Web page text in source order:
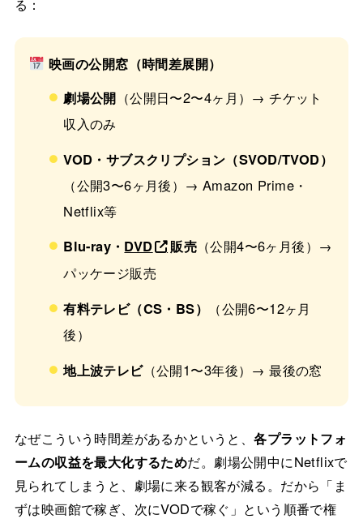
映画の公開窓（時間差展開）
劇場公開 （公開日〜2〜4ヶ月）→ チケット
収入のみ
VOD・サブスクリプション（SVOD/TVOD）
（公開3〜6ヶ月後）→ Amazon Prime・
Netflix等
Blu-ray・ DVD 販売（公開4〜6ヶ月後）→
パッケージ販売
有料テレビ（CS・BS）
（公開6〜12ヶ月
後）
地上波テレビ（公開1〜3年後）→ 最後の窓
なぜこういう時間差があるかというと、各プラットフォ
ームの収益を最大化するためだ。劇場公開中にNetflixで
見られてしまうと、劇場に来る観客が減る。だから「ま
ずは映画館で稼ぎ、次にVODで稼ぐ」という順番で権